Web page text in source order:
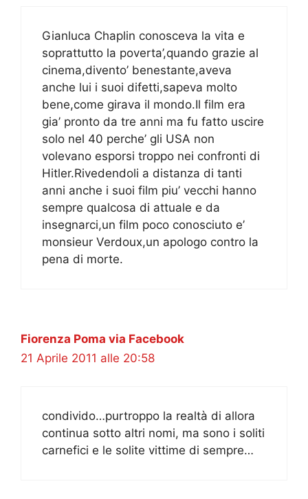
Gianluca Chaplin conosceva la vita e
soprattutto la poverta’,quando grazie al
cinema,divento’ benestante,aveva
anche lui i suoi difetti,sapeva molto
bene,come girava il mondo.Il film era
gia’ pronto da tre anni ma fu fatto uscire
solo nel 40 perche’ gli USA non
volevano esporsi troppo nei confronti di
Hitler.Rivedendoli a distanza di tanti
anni anche i suoi film piu’ vecchi hanno
sempre qualcosa di attuale e da
insegnarci,un film poco conosciuto e’
monsieur Verdoux,un apologo contro la
pena di morte.
Fiorenza Poma via Facebook
21 Aprile 2011 alle 20:58
condivido…purtroppo la realtà di allora
continua sotto altri nomi, ma sono i soliti
carnefici e le solite vittime di sempre…